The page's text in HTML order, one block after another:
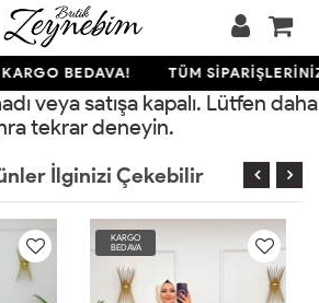
BEDAVA! TÜM
veya satışa kapalı. Lütfen daha
tekrar deneyin.
İlginizi Çekebilir
KARGO
BEDAVA